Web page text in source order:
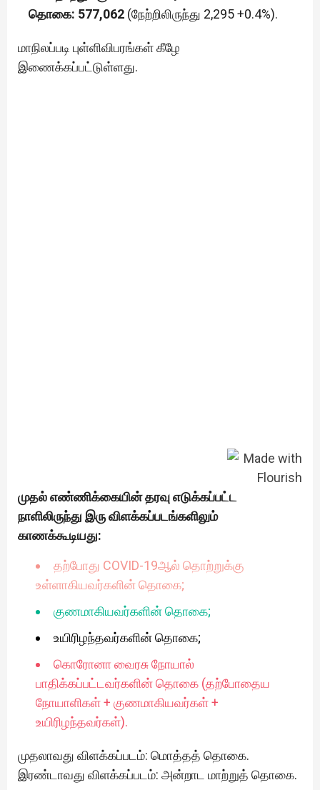
தொகை: 577,062 (நேற்றிலிருந்து 2,295 +0.4%).
மாநிலப்படி புள்ளிவிபரங்கள் கீழே
இணைக்கப்பட்டுள்ளது.
முதல் எண்ணிக்கையின் தரவு எடுக்கப்பட்ட
நாளிலிருந்து இரு விளக்கப்படங்களிலும்
காணக்கூடியது:
தற்போது COVID-19ஆல் தொற்றுக்கு
உள்ளாகியவர்களின் தொகை;
குணமாகியவர்களின் தொகை;
உயிரிழந்தவர்களின் தொகை;
கொரோனா வைரசு நோயால்
பாதிக்கப்பட்டவர்களின் தொகை (தற்போதைய
நோயாளிகள் + குணமாகியவர்கள் +
உயிரிழந்தவர்கள்).
முதலாவது விளக்கப்படம்: மொத்தத் தொகை.
இரண்டாவது விளக்கப்படம்: அன்றாட மாற்றுத் தொகை.